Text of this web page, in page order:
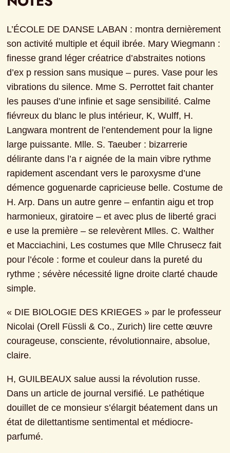
L’ÉCOLE DE DANSE LABAN : montra dernièrement
son activité multiple et équil ibrée. Mary Wiegmann :
finesse grand léger créatrice d’abstraites notions
d’ex p ression sans musique – pures. Vase pour les
vibrations du silence. Mme S. Perrottet fait chanter
les pauses d’une infinie et sage sensibilité. Calme
fiévreux du blanc le plus intérieur, K, Wulff, H.
Langwara montrent de l’entendement pour la ligne
large puissante. Mlle. S. Taeuber : bizarrerie
délirante dans l’a r aignée de la main vibre rythme
rapidement ascendant vers le paroxysme d’une
démence goguenarde capricieuse belle. Costume de
H. Arp. Dans un autre genre – enfantin aigu et trop
harmonieux, giratoire – et avec plus de liberté graci
e use la première – se relevèrent Mlles. C. Walther
et Macciachini, Les costumes que Mlle Chrusecz fait
pour l’école : forme et couleur dans la pureté du
rythme ; sévère nécessité ligne droite clarté chaude
simple.
« DIE BIOLOGIE DES KRIEGES » par le professeur
Nicolai (Orell Füssli & Co., Zurich) lire cette œuvre
courageuse, consciente, révolutionnaire, absolue,
claire.
H, GUILBEAUX salue aussi la révolution russe.
Dans un article de journal versifié. Le pathétique
douillet de ce monsieur s’élargit béatement dans un
état de dilettantisme sentimental et médiocre-
parfumé.